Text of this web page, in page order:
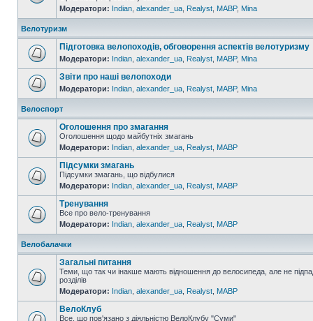
Модератори: Indian alexander_ua Realyst MABP, Mina
Велотуризм
Підготовка велопоходів, обговорення аспектів велотуризму
Модератори: Indian alexander_ua Realyst MABP, Mina
Звіти про наші велопоходи
Модератори: Indian alexander_ua Realyst MABP, Mina
Велоспорт
Оголошення про змагання
Оголошення щодо майбутніх змагань
Модератори: Indian alexander_ua Realyst MABP
Підсумки змагань
Підсумки змагань, що відбулися
Модератори: Indian alexander_ua Realyst MABP
Тренування
Все про вело-тренування
Модератори: Indian alexander_ua Realyst MABP
Велобалачки
Загальні питання
Теми, що так чи інакше мають відношення до велосипеда, але не
розділів
Модератори: Indian alexander_ua Realyst MABP
ВелоКлуб
Все, що пов'язано з діяльністю ВелоКлубу "Суми"